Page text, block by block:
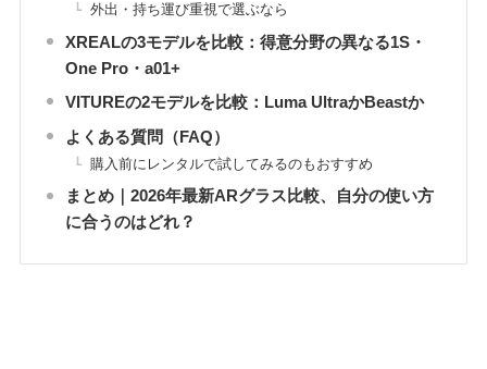
外出・持ち運び重視で選ぶなら
XREALの3モデルを比較：得意分野の異なる1S・
One Pro・a01+
VITUREの2モデルを比較：Luma UltraかBeastか
よくある質問（FAQ）
購入前にレンタルで試してみるのもおすすめ
まとめ｜2026年最新ARグラス比較、自分の使い方
に合うのはどれ？